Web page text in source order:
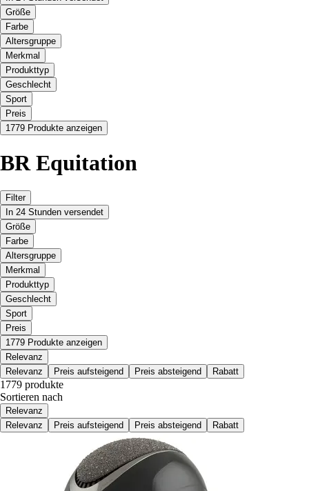
Größe
Farbe
Altersgruppe
Merkmal
Produkttyp
Geschlecht
Sport
Preis
1779 Produkte anzeigen
BR Equitation
Filter
In 24 Stunden versendet
Größe
Farbe
Altersgruppe
Merkmal
Produkttyp
Geschlecht
Sport
Preis
1779 Produkte anzeigen
Relevanz
Relevanz
Preis aufsteigend Preis absteigend Rabatt
1779 produkte
Sortieren nach
Relevanz
Relevanz
Preis aufsteigend Preis absteigend Rabatt